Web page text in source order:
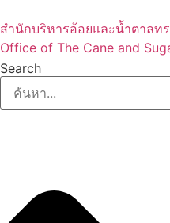
to
content
สำนักบริหารอ้อยและน้ำตาลท
Office of The Cane and
Search